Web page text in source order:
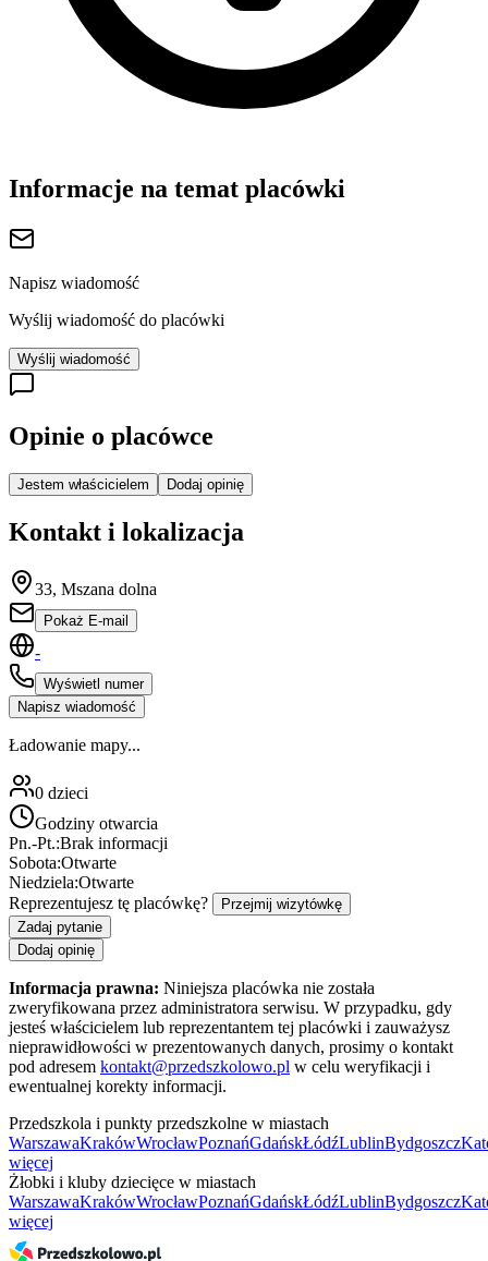
Informacje na temat placówki
Napisz wiadomość
Wyślij wiadomość do placówki
Wyślij wiadomość
Opinie o placówce
Jestem właścicielem Dodaj opinię
Kontakt i lokalizacja
33, Mszana dolna
Pokaż E-mail
-
Wyświetl numer
Napisz wiadomość
Ładowanie mapy...
0 dzieci
Godziny otwarcia
Pn.-Pt.:Brak informacji
Sobota:Otwarte
Niedziela:Otwarte
Reprezentujesz tę placówkę?
Przejmij wizytówkę
Zadaj pytanie
Dodaj opinię
Informacja prawna: Niniejsza placówka nie została
zweryfikowana przez administratora serwisu. W przypadku, gdy
jesteś właścicielem lub reprezentantem tej placówki i zauważysz
nieprawidłowości w prezentowanych danych, prosimy o kontakt
pod adresem kontakt@przedszkolowo.pl w celu weryfikacji i
ewentualnej korekty informacji.
Przedszkola i punkty przedszkolne w miastach
WarszawaKrakówWrocławPoznańGdańskŁódźLublinBydgoszcz
więcej
Żłobki i kluby dziecięce w miastach
WarszawaKrakówWrocławPoznańGdańskŁódźLublinBydgoszcz
więcej